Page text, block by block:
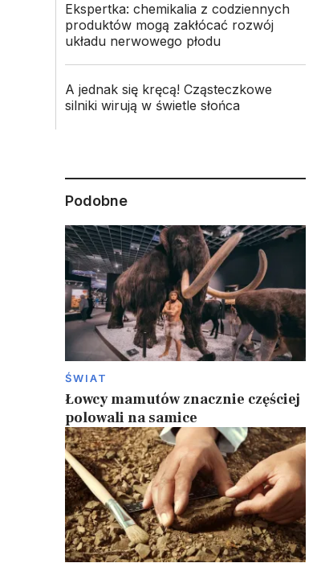
Ekspertka: chemikalia z codziennych
produktów mogą zakłócać rozwój
układu nerwowego płodu
A jednak się kręcą! Cząsteczkowe
silniki wirują w świetle słońca
Podobne
ŚWIAT
Łowcy mamutów znacznie częściej
polowali na samice